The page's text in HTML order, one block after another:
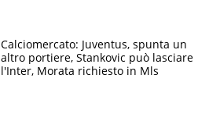
Calciomercato: Juventus, spunta un
altro portiere, Stankovic può lasciare
l'Inter, Morata richiesto in Mls